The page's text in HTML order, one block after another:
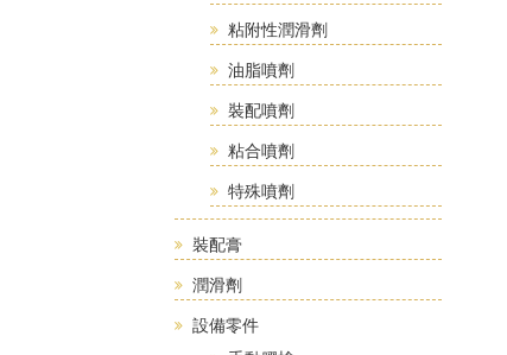
粘附性潤滑劑
油脂噴劑
裝配噴劑
粘合噴劑
特殊噴劑
裝配膏
潤滑劑
設備零件